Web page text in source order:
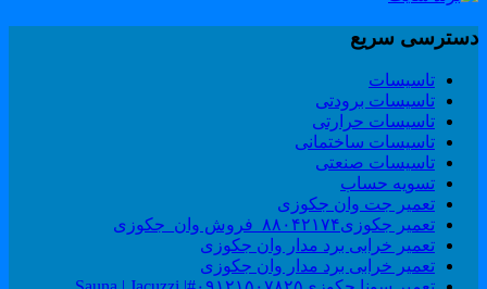
سریع
تاسیسات
تاسیسات برودتی
تاسیسات حرارتی
تاسیسات ساختمانی
تاسیسات صنعتی
تسویه حساب
تعمیر جت وان جکوزی
تعمیر جکوزی۸۸۰۴۲۱۷۴_فروش وان_جکوزی
تعمیر خرابی برد مدار وان جکوزی
تعمیر خرابی برد مدار وان جکوزی